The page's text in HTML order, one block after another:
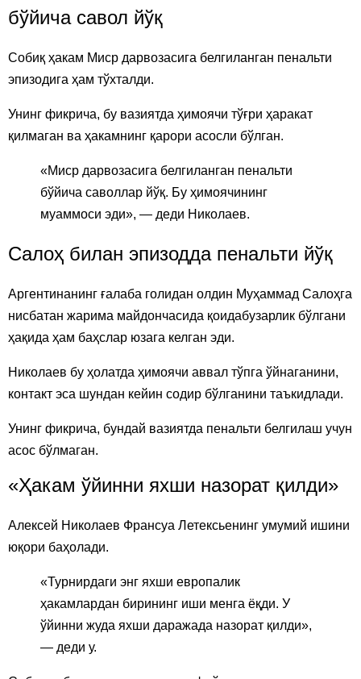
бўйича савол йўқ
Собиқ ҳакам Миср дарвозасига белгиланган пенальти
эпизодига ҳам тўхталди.
Унинг фикрича, бу вазиятда ҳимоячи тўғри ҳаракат
қилмаган ва ҳакамнинг қарори асосли бўлган.
«Миср дарвозасига белгиланган пенальти
бўйича саволлар йўқ. Бу ҳимоячининг
муаммоси эди», — деди Николаев.
Салоҳ билан эпизодда пенальти йўқ
Аргентинанинг ғалаба голидан олдин Муҳаммад Салоҳга
нисбатан жарима майдончасида қоидабузарлик бўлгани
ҳақида ҳам баҳслар юзага келган эди.
Николаев бу ҳолатда ҳимоячи аввал тўпга ўйнаганини,
контакт эса шундан кейин содир бўлганини таъкидлади.
Унинг фикрича, бундай вазиятда пенальти белгилаш учун
асос бўлмаган.
«Ҳакам ўйинни яхши назорат қилди»
Алексей Николаев Франсуа Летексьенинг умумий ишини
юқори баҳолади.
«Турнирдаги энг яхши европалик
ҳакамлардан бирининг иши менга ёқди. У
ўйинни жуда яхши даражада назорат қилди»,
— деди у.